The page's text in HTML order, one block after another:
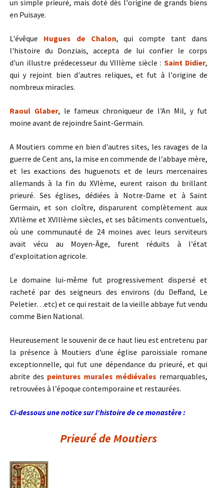
un simple prieuré, mais doté dès l'origine de grands biens
en Puisaye.
L'évêque Hugues de Chalon, qui compte tant dans
l'histoire du Donziais, accepta de lui confier le corps
d'un illustre prédecesseur du VIIIème siècle : Saint Didier,
qui y rejoint bien d'autres reliques, et fut à l'origine de
nombreux miracles.
Raoul Glaber, le fameux chroniqueur de l'An Mil, y fut
moine avant de rejoindre Saint-Germain.
A Moutiers comme en bien d'autres sites, les ravages de la
guerre de Cent ans, la mise en commende de l'abbaye mère,
et les exactions des huguenots et de leurs mercenaires
allemands à la fin du XVIème, eurent raison du brillant
prieuré. Ses églises, dédiées à Notre-Dame et à Saint
Germain, et son cloître, disparurent complètement aux
XVIIème et XVIIIème siècles, et ses bâtiments conventuels,
où une communauté de 24 moines avec leurs serviteurs
avait vécu au Moyen-Âge, furent réduits à l'état
d'exploitation agricole.
Le domaine lui-même fut progressivement dispersé et
racheté par des seigneurs des environs (du Deffand, Le
Peletier…etc) et ce qui restait de la vieille abbaye fut vendu
comme Bien National.
Heureusement le souvenir de ce haut lieu est entretenu par
la présence à Moutiers d'une église paroissiale romane
exceptionnelle, qui fut une dépendance du prieuré, et qui
abrite des peintures murales médiévales remarquables,
retrouvées à l'époque contemporaine et restaurées.
Ci-dessous une notice sur l'histoire de ce monastère :
Prieuré de Moutiers